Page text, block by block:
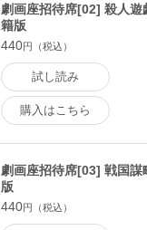
劇画座招待席[02] 殺人遊
籍版
440円（税込）
試し読み
購入はこちら
劇画座招待席[03] 戦国謀
版
440円（税込）